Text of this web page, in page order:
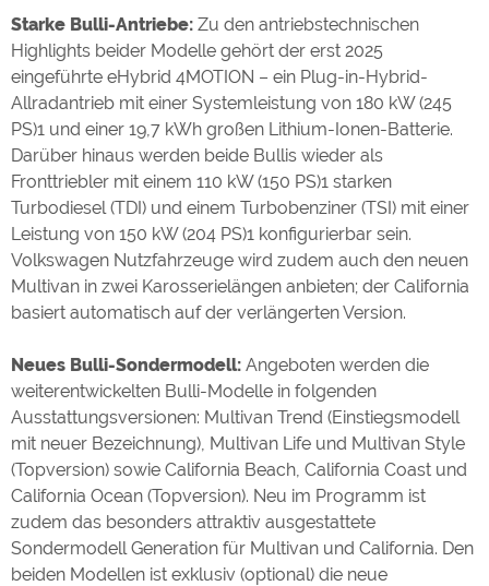
Starke Bulli-Antriebe: Zu den antriebstechnischen
Highlights beider Modelle gehört der erst 2025
eingeführte eHybrid 4MOTION – ein Plug-in-Hybrid-
Allradantrieb mit einer Systemleistung von 180 kW (245
PS)1 und einer 19,7 kWh großen Lithium-Ionen-Batterie.
Darüber hinaus werden beide Bullis wieder als
Fronttriebler mit einem 110 kW (150 PS)1 starken
Turbodiesel (TDI) und einem Turbobenziner (TSI) mit einer
Leistung von 150 kW (204 PS)1 konfigurierbar sein.
Volkswagen Nutzfahrzeuge wird zudem auch den neuen
Multivan in zwei Karosserielängen anbieten; der California
basiert automatisch auf der verlängerten Version.
Neues Bulli-Sondermodell: Angeboten werden die
weiterentwickelten Bulli-Modelle in folgenden
Ausstattungsversionen: Multivan Trend (Einstiegsmodell
mit neuer Bezeichnung), Multivan Life und Multivan Style
(Topversion) sowie California Beach, California Coast und
California Ocean (Topversion). Neu im Programm ist
zudem das besonders attraktiv ausgestattete
Sondermodell Generation für Multivan und California. Den
beiden Modellen ist exklusiv (optional) die neue